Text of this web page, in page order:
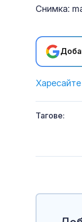
Снимка:
Тагове: